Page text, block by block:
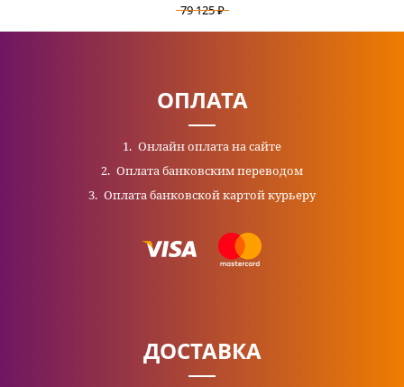
79 125руб
ОПЛАТА
Онлайн оплата на сайте
Оплата банковским переводом
Оплата банковской картой курьеру
ДОСТАВКА